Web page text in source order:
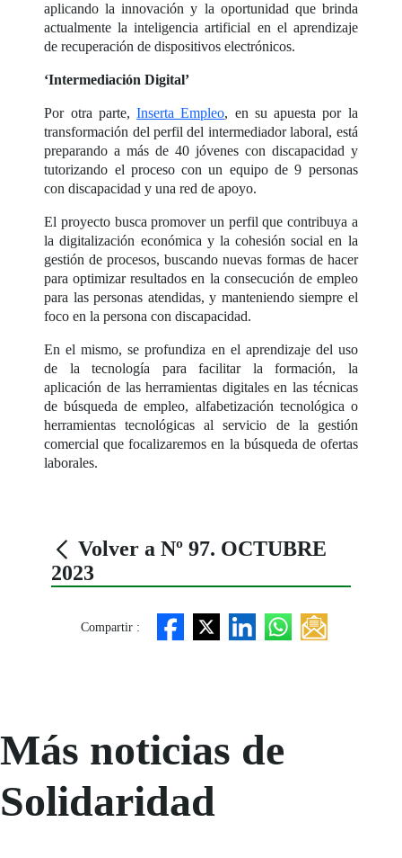
aplicando la innovación y la oportunidad que brinda
actualmente la inteligencia artificial en el aprendizaje
de recuperación de dispositivos electrónicos.
‘Intermediación Digital’
Por otra parte,Inserta Empleo, en su apuesta por la
transformación del perfil del intermediador laboral, está
preparando a más de 40 jóvenes con discapacidad y
tutorizando el proceso con un equipo de 9 personas
con discapacidad y una red de apoyo.
El proyecto busca promover un perfil que contribuya a
la digitalización económica y la cohesión social en la
gestión de procesos, buscando nuevas formas de hacer
para optimizar resultados en la consecución de empleo
para las personas atendidas, y manteniendo siempre el
foco en la persona con discapacidad.
En el mismo, se profundiza en el aprendizaje del uso
de la tecnología para facilitar la formación, la
aplicación de las herramientas digitales en las técnicas
de búsqueda de empleo, alfabetización tecnológica o
herramientas tecnológicas al servicio de la gestión
comercial que focalizaremos en la búsqueda de ofertas
laborales.
Volver a Nº 97. OCTUBRE
2023
Compartir :
Más noticias de
Solidaridad